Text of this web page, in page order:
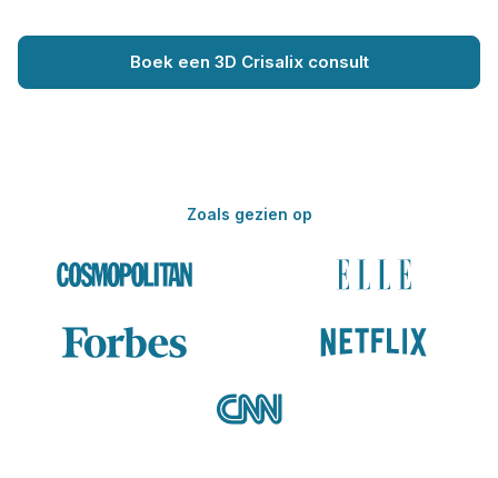
Boek een 3D Crisalix consult
Zoals gezien op